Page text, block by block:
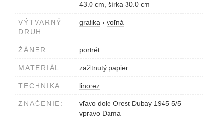
43.0 cm, šírka 30.0 cm
VÝTVARNÝ
DRUH:
grafika › voľná
ŽÁNER: portrét
MATERIÁL: zažltnutý papier
TECHNIKA: linorez
ZNAČENIE:
vľavo dole Orest Dubay 1945 5/5
vpravo Dáma